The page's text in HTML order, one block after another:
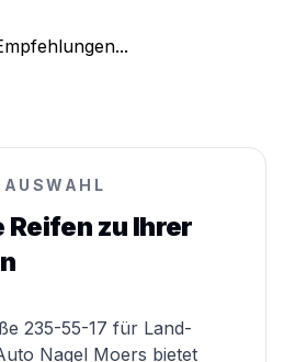
zu Ihrer
235-55-17 für Land-
Nagel Moers bietet